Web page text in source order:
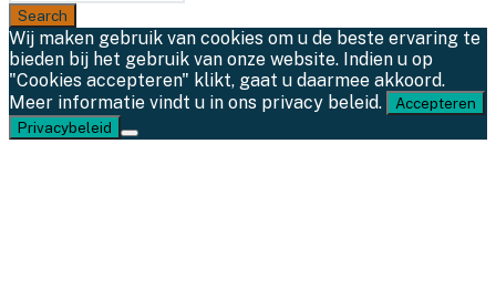
Wij maken gebruik van cookies om u de beste ervaring te
bieden bij het gebruik van onze website. Indien u op
"Cookies accepteren" klikt, gaat u daarmee akkoord.
Meer informatie vindt u in ons privacy beleid.
Accepteren
Privacybeleid